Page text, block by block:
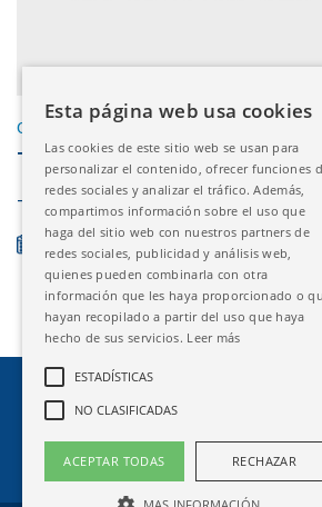
CURSOS EXTERNOS
TOLEDO – SEOOP
TOLEDO
08/05/2025 - 10/05/2025 FINALIZADO
©2026 Ilustre Colegio Oficial de
Política de privacidad
Política de
Esta página web usa cookies
Las cookies de este sitio web se usan para
personalizar el contenido, ofrecer funciones
redes sociales y analizar el tráfico. Además,
compartimos información sobre el uso que
haga del sitio web con nuestros partners de
redes sociales, publicidad y análisis web,
quienes pueden combinarla con otra
información que les haya proporcionado o
hayan recopilado a partir del uso que haya
hecho de sus servicios. Leer más
ESTADÍSTICAS
NO CLASIFICADAS
ACEPTAR TODAS RECHAZAR